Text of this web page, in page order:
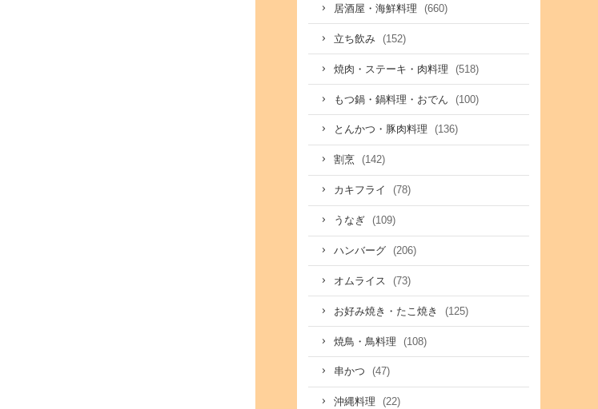
居酒屋・海鮮料理 (660)
立ち飲み (152)
焼肉・ステーキ・肉料理 (518)
もつ鍋・鍋料理・おでん (100)
とんかつ・豚肉料理 (136)
割烹 (142)
カキフライ (78)
うなぎ (109)
ハンバーグ (206)
オムライス (73)
お好み焼き・たこ焼き (125)
焼鳥・鳥料理 (108)
串かつ (47)
沖縄料理 (22)